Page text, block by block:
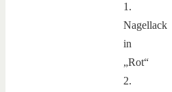
1.
Nagellack
in
„Rot“
2.